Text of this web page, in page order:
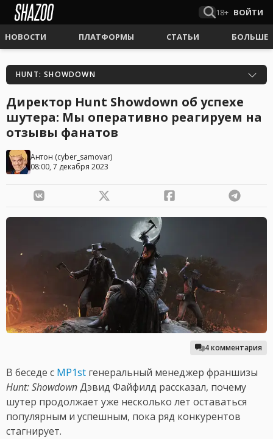
18+ ВОЙТИ
НОВОСТИ ПЛАТФОРМЫ СТАТЬИ БОЛЬШЕ
HUNT: SHOWDOWN
Директор Hunt Showdown об успехе
шутера: Мы оперативно реагируем на
отзывы фанатов
Антон (cyber_samovar)
08:00, 7 декабря 2023
4 комментария
В беседе с MP1st генеральный менеджер франшизы
Hunt: ShowdownДэвид Файфилд рассказал, почему
шутер продолжает уже несколько лет оставаться
популярным и успешным, пока ряд конкурентов
стагнирует.